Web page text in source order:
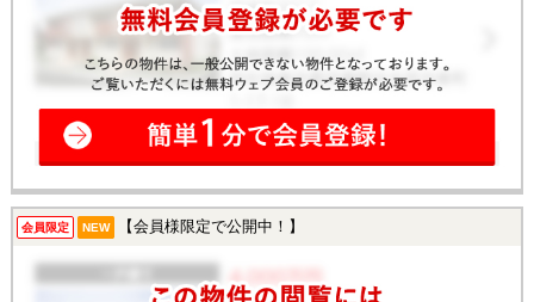
会員限定 NEW 【会員様限定で公開中！】